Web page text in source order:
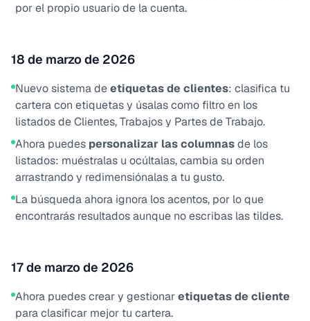
por el propio usuario de la cuenta.
18 de marzo de 2026
Nuevo sistema deetiquetas de clientes: clasifica tu
cartera con etiquetas y úsalas como filtro en los
listados de Clientes, Trabajos y Partes de Trabajo.
Ahora puedes personalizar las columnasde los
listados: muéstralas u ocúltalas, cambia su orden
arrastrando y redimensiónalas a tu gusto.
La búsqueda ahora ignora los acentos, por lo que
encontrarás resultados aunque no escribas las tildes.
17 de marzo de 2026
Ahora puedes crear y gestionaretiquetas de cliente
para clasificar mejor tu cartera.